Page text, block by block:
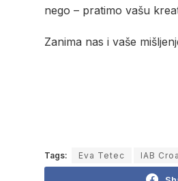
nego – pratimo vašu
Zanima nas i vaše
Tags: Eva Tetec IAB